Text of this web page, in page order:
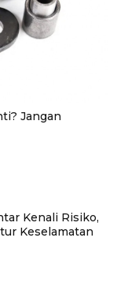
Jangan
Kenali Risiko,
Keselamatan